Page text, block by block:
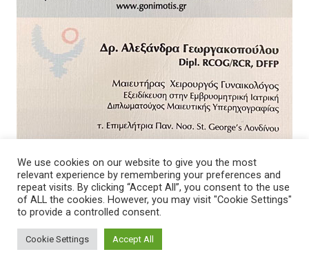
© 2026 - Νοσοκομείο. All Rights Reserved.
We use cookies on our website to give you the most
relevant experience by remembering your preferences and
repeat visits. By clicking “Accept All”, you consent to the use
of ALL the cookies. However, you may visit "Cookie Settings"
to provide a controlled consent.
Cookie Settings Accept All